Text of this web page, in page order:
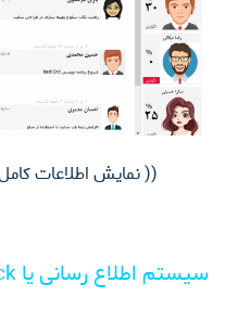
(( نمایش اطلاعات
سیستم اطلاع رسانی یا Ready Check